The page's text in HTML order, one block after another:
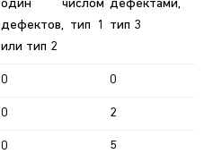
один числом
дефектов, тип 1
или тип 2
дефектами,
тип 3
0 0
0 2
0 5